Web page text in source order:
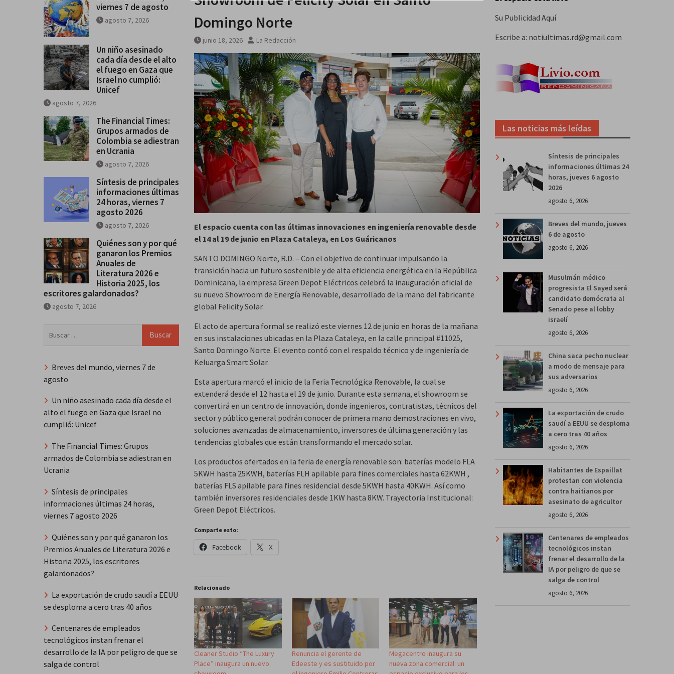
se salga de control
Breves del mundo, viernes 7 de agosto
Domingo Norte
junio 18, 2026 La Redacción
El espacio cuenta con las últimas innovaciones en ingeniería renovable desde
el 14 al 19 de junio en Plaza Cataleya, en Los Guáricanos
SANTO DOMINGO Norte, R.D. – Con el objetivo de continuar impulsando la
transición hacia un futuro sostenible y de alta eficiencia energética en la República
Dominicana, la empresa Green Depot Eléctricos celebró la inauguración oficial de
su nuevo Showroom de Energía Renovable, desarrollado de la mano del fabricante
global Felicity Solar.
El acto de apertura formal se realizó este viernes 12 de junio en horas de la mañana
en sus instalaciones ubicadas en la Plaza Cataleya, en la calle principal #11025,
Santo Domingo Norte. El evento contó con el respaldo técnico y de ingeniería de
Keluarga Smart Solar.
Esta apertura marcó el inicio de la Feria Tecnológica Renovable, la cual se
extenderá desde el 12 hasta el 19 de junio. Durante esta semana, el showroom se
convertirá en un centro de innovación, donde ingenieros, contratistas, técnicos del
sector y público general podrán conocer de primera mano demostraciones en vivo,
soluciones avanzadas de almacenamiento, inversores de última generación y las
tendencias globales que están transformando el mercado solar.
Los productos ofertados en la feria de energía renovable son: baterías modelo FLA
5KWH hasta 25KWH, baterías FLH apilable para fines comerciales hasta 62KWH ,
baterías FLS apilable para fines residencial desde 5KWH hasta 40KWH. Así como
también inversores residenciales desde 1KW hasta 8KW. Trayectoria Institucional:
Green Depot Eléctricos.
Comparte esto:
Facebook X
Relacionado
Cleaner Studio “The Luxury
Place” inaugura un nuevo
Renuncia el gerente de
Edeeste y es sustituido por
Megacentro inaugura su
nueva zona comercial: un
Su Publicidad Aquí
Escribe a: notiultimas.rd@gmail.com
Las noticias más leídas
Síntesis de principales
informaciones últimas 24
horas, jueves 6 agosto
2026
agosto 6, 2026
Breves del mundo, jueves
6 de agosto
agosto 6, 2026
Musulmán médico
progresista El Sayed será
candidato demócrata al
Senado pese al lobby
israelí
agosto 6, 2026
China saca pecho nuclear
a modo de mensaje para
sus adversarios
agosto 6, 2026
La exportación de crudo
saudí a EEUU se desploma
a cero tras 40 años
agosto 6, 2026
Habitantes de Espaillat
protestan con violencia
contra haitianos por
asesinato de agricultor
agosto 6, 2026
Centenares de empleados
tecnológicos instan
frenar el desarrollo de la
IA por peligro de que se
salga de control
agosto 6, 2026
viernes 7 de agosto
agosto 7, 2026
Un niño asesinado
cada día desde el alto
el fuego en Gaza que
Israel no cumplió:
Unicef
agosto 7, 2026
The Financial Times:
Grupos armados de
Colombia se adiestran
en Ucrania
agosto 7, 2026
Síntesis de principales
informaciones últimas
24 horas, viernes 7
agosto 2026
agosto 7, 2026
Quiénes son y por qué
ganaron los Premios
Anuales de
Literatura 2026 e
Historia 2025, los
escritores galardonados?
agosto 7, 2026
Breves del mundo, viernes 7 de
agosto
Un niño asesinado cada día desde el
alto el fuego en Gaza que Israel no
cumplió: Unicef
The Financial Times: Grupos
armados de Colombia se adiestran en
Ucrania
Síntesis de principales
informaciones últimas 24 horas,
viernes 7 agosto 2026
Quiénes son y por qué ganaron los
Premios Anuales de Literatura 2026 e
Historia 2025, los escritores
galardonados?
La exportación de crudo saudí a EEUU
se desploma a cero tras 40 años
Centenares de empleados
tecnológicos instan frenar el
desarrollo de la IA por peligro de que se
salga de control